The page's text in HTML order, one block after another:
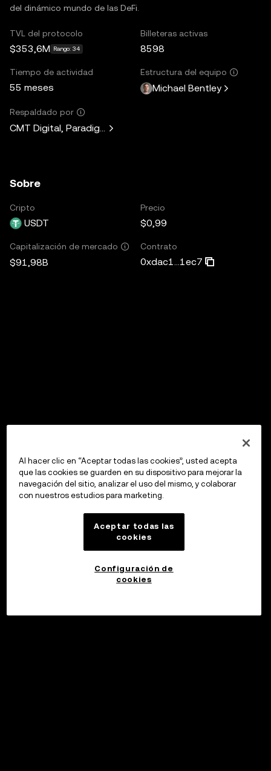
del dinámico mundo de las DeFi.
TVL del protocolo
$353,6M Rango: 34
Billeteras activas
8598
Tiempo de actividad
55 meses
Estructura del equipo
Michael Bentley
Respaldado por
CMT Digital, Paradigm, Lemniscap, Kain Warwick, Hasu,
Sobre
Cripto
USDT
Precio
$0,99
Capitalización de mercado
$91,98B
Contrato
0xdac1...1ec7
Al hacer clic en “Aceptar todas las cookies”, usted acepta
que las cookies se guarden en su dispositivo para mejorar la
navegación del sitio, analizar el uso del mismo, y colaborar
con nuestros estudios para marketing.
Aceptar todas las
cookies
Configuración de
cookies